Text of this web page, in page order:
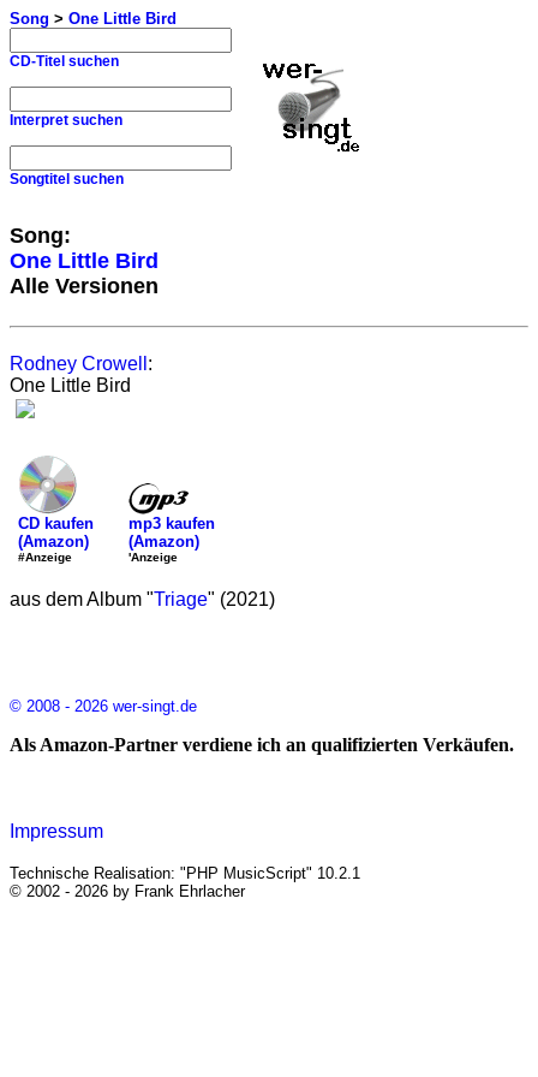
Song > One Little Bird
CD-Titel suchen
Interpret suchen
Songtitel suchen
Song:
One Little Bird
Alle Versionen
Rodney Crowell :
One Little Bird
CD kaufen
(Amazon)
#Anzeige
mp3 kaufen
(Amazon)
'Anzeige
aus dem Album "Triage" (2021)
© 2008 - 2026 wer-singt.de
Als Amazon-Partner verdiene ich an qualifizierten Verkäufen.
Impressum
Technische Realisation: "PHP MusicScript" 10.2.1
© 2002 - 2026 by Frank Ehrlacher